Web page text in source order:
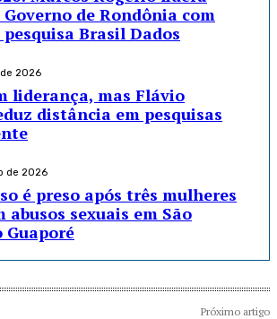
de Rondônia com
Brasil Dados
2026
liderança, mas Flávio
distância em pesquisas
de 2026
é preso após três mulheres
abusos sexuais em São
Guaporé
Próximo artigo